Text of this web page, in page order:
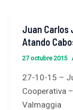
Luis
Pablo
Giniger
Juan Carlos
Atando
27 octubre 2015
27-10-15 –
Cooperativa
Valmaggia
Juan
Carlos
Junio
Cooperativa